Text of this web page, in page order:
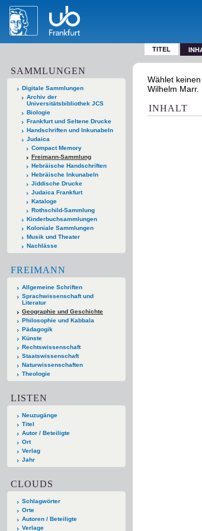
TITEL
SAMMLUNGEN
Digitale Sammlungen
Archiv der
Universitätsbibliothek JCS
Biologie
Frankfurt und Seltene Drucke
Handschriften und Inkunabeln
Judaica
Compact Memory
Freimann-Sammlung
Hebräische Handschriften
Hebräische Inkunabeln
Jiddische Drucke
Judaica Frankfurt
Kataloge
Rothschild-Sammlung
Kinderbuchsammlungen
Koloniale Sammlungen
Musik und Theater
Nachlässe
FREIMANN
Allgemeine Schriften
Sprachwissenschaft und
Literatur
Geographie und Geschichte
Philosophie und Kabbala
Pädagogik
Künste
Rechtswissenschaft
Staatswissenschaft
Naturwissenschaften
Theologie
LISTEN
Neuzugänge
Titel
Autor / Beteiligte
Ort
Verlag
Jahr
CLOUDS
Schlagwörter
Orte
Autoren / Beteiligte
Verlage
Wählet
Wilhelm Marr.
INHALT